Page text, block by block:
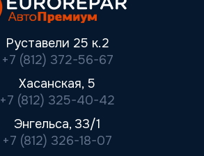
Руставели 25 к.2
+7 (812) 372-56-67
Хасанская, 5
+7 (812) 325-40-42
Энгельса, 33/1
+7 (812) 326-18-07